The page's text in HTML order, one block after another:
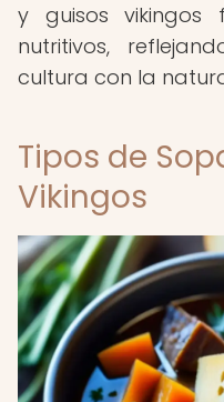
y guisos vikingos
nutritivos,
cultura con la
Tipos de
Vikingos